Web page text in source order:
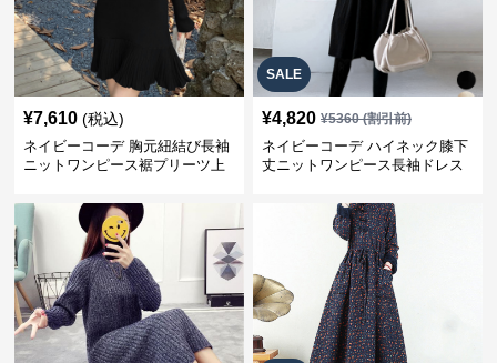
¥7,610 (税込)
ネイビーコーデ 胸元紐結び長袖
ニットワンピース裾プリーツ上
SALE
¥4,820 ¥5360(割引前)
ネイビーコーデ ハイネック膝下
丈ニットワンピース長袖ドレス